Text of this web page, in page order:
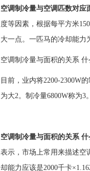
空调制冷量与空调匹数对应
度等因素，根据每平方米
大一点。一匹马的冷却能力
空调制冷量与面积的关系
目前，业内将2200-2300W
为大2。制冷量6800W称为3
空调制冷量与面积的关系
表示，市场上常用来描述空
却能力应该是2000千卡